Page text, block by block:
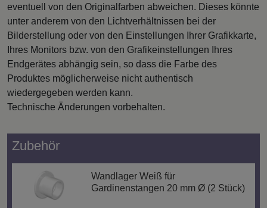
eventuell von den Originalfarben abweichen. Dieses könnte
unter anderem von den Lichtverhältnissen bei der
Bilderstellung oder von den Einstellungen Ihrer Grafikkarte,
Ihres Monitors bzw. von den Grafikeinstellungen Ihres
Endgerätes abhängig sein, so dass die Farbe des
Produktes möglicherweise nicht authentisch
wiedergegeben werden kann.
Technische Änderungen vorbehalten.
Zubehör
Wandlager Weiß für
Gardinenstangen 20 mm Ø (2 Stück)